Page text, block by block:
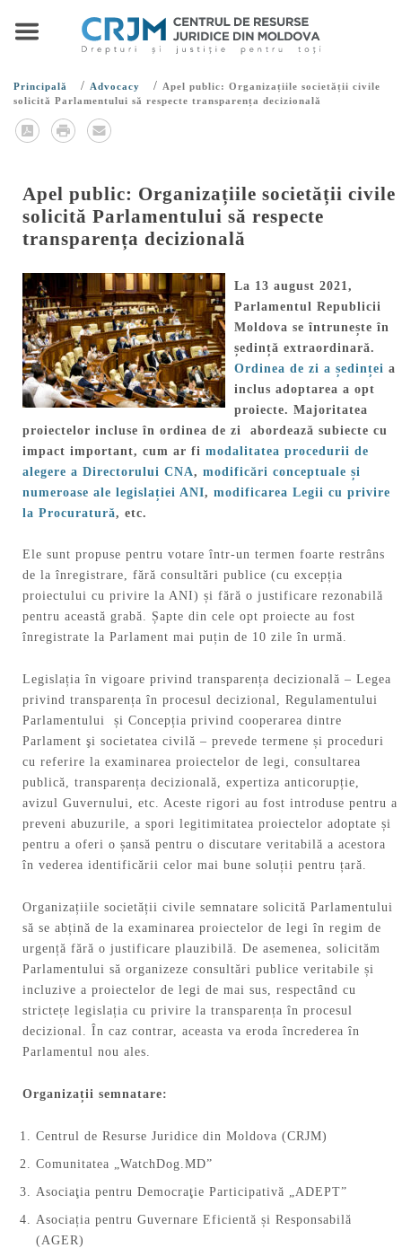
Principală / Advocacy / Apel public: Organizațiile societății civile
solicită Parlamentului să respecte transparența decizională
Apel public: Organizațiile societății civile
solicită Parlamentului să respecte
transparența decizională
La 13 august 2021,
Parlamentul Republicii
Moldova se întrunește în
ședință extraordinară.
Ordinea de zi a ședinței a
inclus adoptarea a opt
proiecte. Majoritatea
proiectelor incluse în ordinea de zi abordează subiecte cu
impact important, cum ar fi modalitatea procedurii de
alegere a Directorului CNA, modificări conceptuale și
numeroase ale legislației ANI, modificarea Legii cu privire
la Procuratură, etc.
Ele sunt propuse pentru votare într-un termen foarte restrâns
de la înregistrare, fără consultări publice (cu excepția
proiectului cu privire la ANI) și fără o justificare rezonabilă
pentru această grabă. Șapte din cele opt proiecte au fost
înregistrate la Parlament mai puțin de 10 zile în urmă.
Legislația în vigoare privind transparența decizională – Legea
privind transparența în procesul decizional, Regulamentului
Parlamentului și Concepția privind cooperarea dintre
Parlament şi societatea civilă – prevede termene și proceduri
cu referire la examinarea proiectelor de legi, consultarea
publică, transparența decizională, expertiza anticorupție,
avizul Guvernului, etc. Aceste rigori au fost introduse pentru a
preveni abuzurile, a spori legitimitatea proiectelor adoptate și
pentru a oferi o șansă pentru o discutare veritabilă a acestora
în vederea identificării celor mai bune soluții pentru țară.
Organizațiile societății civile semnatare solicită Parlamentului
să se abțină de la examinarea proiectelor de legi în regim de
urgență fără o justificare plauzibilă. De asemenea, solicităm
Parlamentului să organizeze consultări publice veritabile și
incluzive a proiectelor de legi de mai sus, respectând cu
strictețe legislația cu privire la transparența în procesul
decizional. În caz contrar, aceasta va eroda încrederea în
Parlamentul nou ales.
Organizații semnatare:
Centrul de Resurse Juridice din Moldova (CRJM)
Comunitatea „WatchDog.MD”
Asociaţia pentru Democraţie Participativă „ADEPT”
Asociația pentru Guvernare Eficientă și Responsabilă
(AGER)